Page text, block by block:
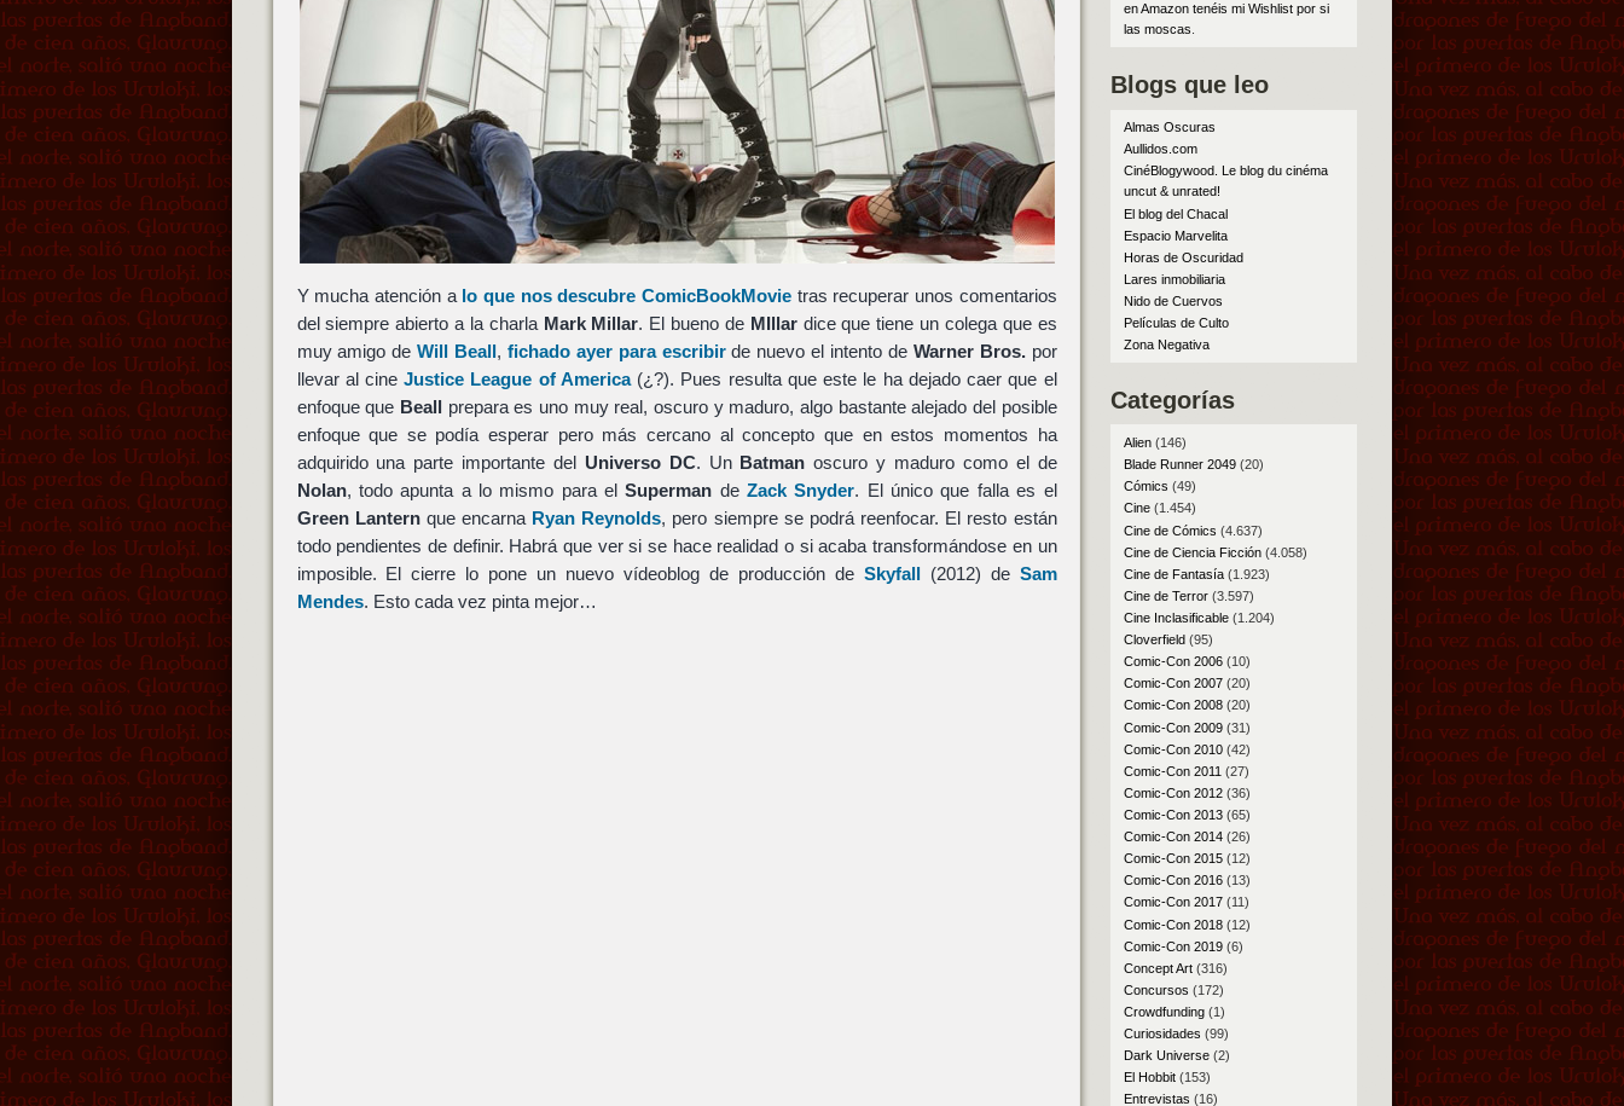
Y mucha atención a lo que nos descubre ComicBookMovietras recuperar unos comentarios
del siempre abierto a la charla Mark Millar. El bueno de MIllardice que tiene un colega que es
muy amigo deWill Beall, fichado ayer para escribirde nuevo el intento de Warner Bros.por
llevar al cineJustice League of America(¿?). Pues resulta que este le ha dejado caer que el
enfoque que Beall prepara es uno muy real, oscuro y maduro, algo bastante alejado del posible
enfoque que se podía esperar pero más cercano al concepto que en estos momentos ha
adquirido una parte importante del Universo DC. Un Batman oscuro y maduro como el de
Nolan, todo apunta a lo mismo para elSuperman deZack Snyder. El único que falla es el
Green Lanternque encarna Ryan Reynolds, pero siempre se podrá reenfocar. El resto están
todo pendientes de definir. Habrá que ver si se hace realidad o si acaba transformándose en un
imposible. El cierre lo pone un nuevo vídeoblog de producción de Skyfall(2012) de Sam
Mendes. Esto cada vez pinta mejor…
en Amazon tenéis mi Wishlist por si
las moscas
Blogs que leo
Almas Oscuras
Aullidos.com
CinéBlogywood. Le blog du cinéma
uncut & unrated!
El blog del Chacal
Espacio Marvelita
Horas de Oscuridad
Lares inmobiliaria
Nido de Cuervos
Películas de Culto
Zona Negativa
Categorías
Alien(146)
Blade Runner 2049(20)
Cómics (49)
Cine(1.454)
Cine de Cómics (4.637)
Cine de Ciencia Ficción(4.058)
Cine de Fantasía(1.923)
Cine de Terror(3.597)
Cine Inclasificable(1.204)
Cloverfield(95)
Comic-Con 2006(10)
Comic-Con 2007(20)
Comic-Con 2008(20)
Comic-Con 2009(31)
Comic-Con 2010(42)
Comic-Con 2011 (27)
Comic-Con 2012(36)
Comic-Con 2013(65)
Comic-Con 2014(26)
Comic-Con 2015(12)
Comic-Con 2016(13)
Comic-Con 2017(11)
Comic-Con 2018(12)
Comic-Con 2019(6)
Concept Art(316)
Concursos (172)
Crowdfunding(1)
Curiosidades (99)
Dark Universe(2)
El Hobbit(153)
Entrevistas (16)